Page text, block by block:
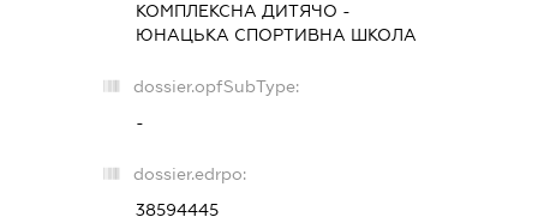
КОМПЛЕКСНА ДИТЯЧО -
ЮНАЦЬКА СПОРТИВНА ШКОЛА
dossier.opfSubType:
-
dossier.edrpo:
38594445